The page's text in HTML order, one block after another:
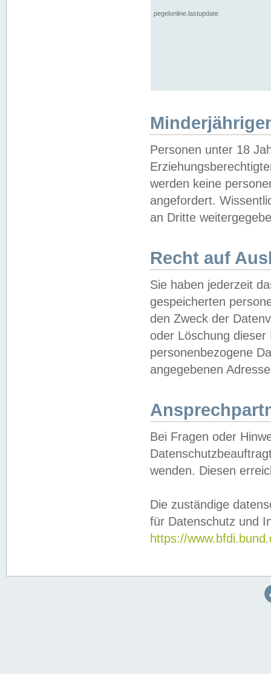
pegelonline.lastupdate
Personen unter 18
werden keine
angefordert.
an Dritte
Recht auf
Sie haben jederzeit
gespeicherten
den Zweck der
oder Löschung
personenbezogene
angegebenen
Bei Fragen oder
wenden. Diesen
Die zuständige
für Datenschutz und
https://